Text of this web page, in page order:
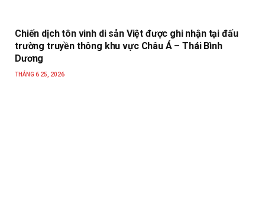
Chiến dịch tôn vinh di sản Việt được ghi nhận tại đấu
trường truyền thông khu vực Châu Á – Thái Bình
Dương
THÁNG 6 25, 2026